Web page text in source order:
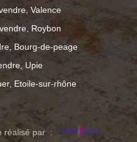
Valence
Roybon
Bourg-de-peage
Upie
Etoile-sur-rhône
réalisé par :